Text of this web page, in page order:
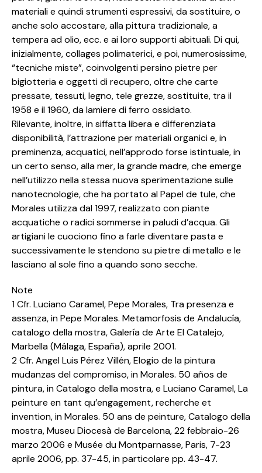
materiali e quindi strumenti espressivi, da sostituire, o
anche solo accostare, alla pittura tradizionale, a
tempera ad olio, ecc. e ai loro supporti abituali. Di qui,
inizialmente, collages polimaterici, e poi, numerosissime,
“tecniche miste”, coinvolgenti persino pietre per
bigiotteria e oggetti di recupero, oltre che carte
pressate, tessuti, legno, tele grezze, sostituite, tra il
1958 e il 1960, da lamiere di ferro ossidato.
Rilevante, inoltre, in siffatta libera e differenziata
disponibilità, l’attrazione per materiali organici e, in
preminenza, acquatici, nell’approdo forse istintuale, in
un certo senso, alla mer, la grande madre, che emerge
nell’utilizzo nella stessa nuova sperimentazione sulle
nanotecnologie, che ha portato al Papel de tule, che
Morales utilizza dal 1997, realizzato con piante
acquatiche o radici sommerse in paludi d’acqua. Gli
artigiani le cuociono fino a farle diventare pasta e
successivamente le stendono su pietre di metallo e le
lasciano al sole fino a quando sono secche.
Note
1 Cfr. Luciano Caramel, Pepe Morales, Tra presenza e
assenza, in Pepe Morales. Metamorfosis de Andalucía,
catalogo della mostra, Galería de Arte El Catalejo,
Marbella (Málaga, España), aprile 2001.
2 Cfr. Angel Luis Pérez Villén, Elogio de la pintura
mudanzas del compromiso, in Morales. 50 años de
pintura, in Catalogo della mostra, e Luciano Caramel, La
peinture en tant qu’engagement, recherche et
invention, in Morales. 50 ans de peinture, Catalogo della
mostra, Museu Diocesà de Barcelona, 22 febbraio-26
marzo 2006 e Musée du Montparnasse, Paris, 7-23
aprile 2006, pp. 37-45, in particolare pp. 43-47.